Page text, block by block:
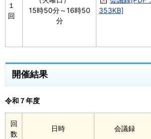
１
回
15時50分～16時50
分
353KB]
開催結果
令和７年度
回
数
日時 会議録